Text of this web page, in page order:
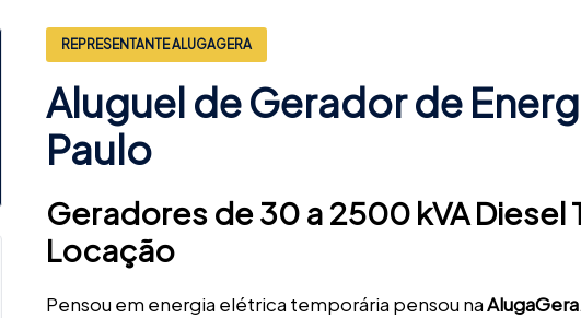
REPRESENTANTE ALUGAGERA
Aluguel de Gerador de
Paulo
Geradores de 30 a 2500 kVA Diesel
Locação
Pensou em energia elétrica temporária pensou naAlugaGera